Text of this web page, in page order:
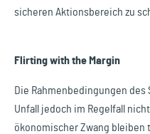
sicheren Aktionsbereich zu
Flirting with the Margin
Die Rahmenbedingungen
Unfall jedoch im Regelfall
ökonomischer Zwang